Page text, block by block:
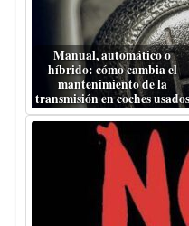
Manual, automático o
híbrido: cómo cambia el
mantenimiento de la
transmisión en coches usados